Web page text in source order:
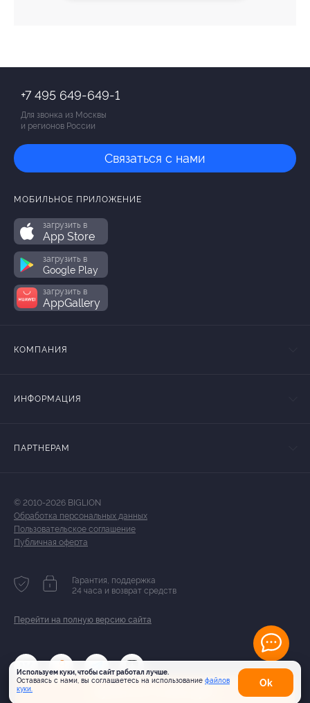
Используем куки, чтобы сайт работал лучше.
Оставаясь с нами, вы соглашаетесь на использование файлов
куки.
Оk
+7 495 649-649-1
Для звонка из Москвы
и регионов России
Связаться с нами
МОБИЛЬНОЕ ПРИЛОЖЕНИЕ
загрузить в
App Store
загрузить в
Google Play
загрузить в
AppGallery
КОМПАНИЯ
ИНФОРМАЦИЯ
ПАРТНЕРАМ
© 2010-2026 BIGLION
Обработка персональных данных
Пользовательское соглашение
Публичная оферта
Гарантия, поддержка
24 часа и возврат средств
Перейти на полную версию сайта